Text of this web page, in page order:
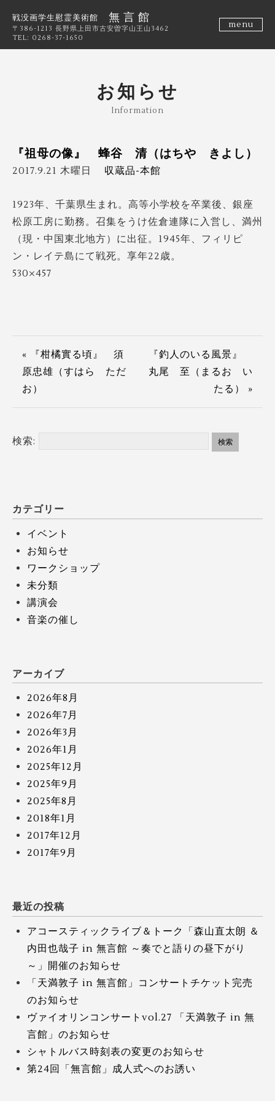
戦没画学生慰霊美術館 無 言 館
〒386-1213 長野県上田市古安曽字山王山3462
TEL: 0268-37-1650
menu
お知らせ
Information
『祖母の像』 蜂谷 清（はちや きよし）
2017.9.21 木曜日 収蔵品-本館
1923年、千葉県生まれ。高等小学校を卒業後、銀座
松原工房に勤務。召集をうけ佐倉連隊に入営し、満州
（現・中国東北地方）に出征。1945年、フィリピ
ン・レイテ島にて戦死。享年22歳。
530×457
« 『柑橘實る頃』 須
原忠雄（すはら ただ
お）
『釣人のいる風景』
丸尾 至（まるお い
たる） »
検索:
カテゴリー
イベント
お知らせ
ワークショップ
未分類
講演会
音楽の催し
アーカイブ
2026年8月
2026年7月
2026年3月
2026年1月
2025年12月
2025年9月
2025年8月
2018年1月
2017年12月
2017年9月
最近の投稿
アコースティックライブ＆トーク「森山直太朗 ＆
内田也哉子 in 無言館 ～奏でと語りの昼下がり
～」開催のお知らせ
「天満敦子 in 無言館」コンサートチケット完売
のお知らせ
ヴァイオリンコンサートvol.27 「天満敦子 in 無
言館」のお知らせ
シャトルバス時刻表の変更のお知らせ
第24回「無言館」成人式へのお誘い